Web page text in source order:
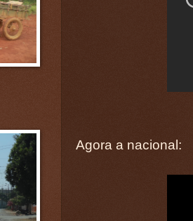
Agora a nacional: